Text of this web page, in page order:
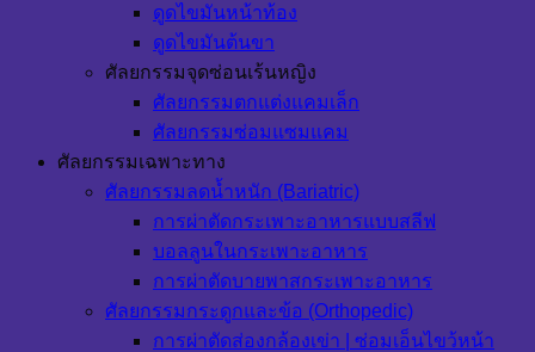
ดูดไขมันหน้าท้อง
ดูดไขมันต้นขา
ศัลยกรรมจุดซ่อนเร้นหญิง
ศัลยกรรมตกแต่งแคมเล็ก
ศัลยกรรมซ่อมแซมแคม
ศัลยกรรมเฉพาะทาง
ศัลยกรรมลดน้ำหนัก (Bariatric)
การผ่าตัดกระเพาะอาหารแบบสลีฟ
บอลลูนในกระเพาะอาหาร
การผ่าตัดบายพาสกระเพาะอาหาร
ศัลยกรรมกระดูกและข้อ (Orthopedic)
การผ่าตัดส่องกล้องเข่า | ซ่อมเอ็นไขว้หน้า